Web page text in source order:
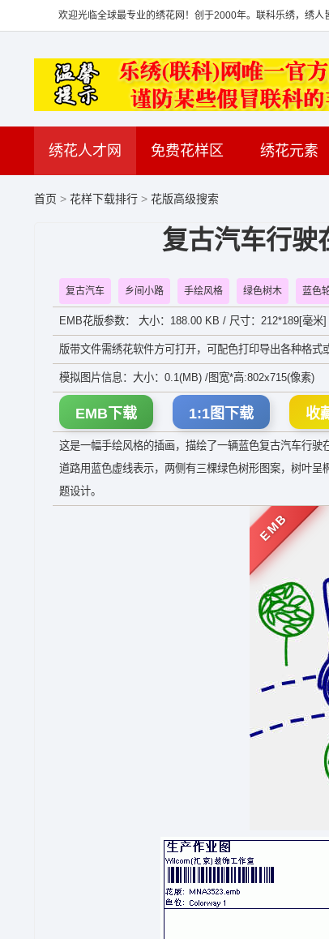
欢迎光临全球最专业的绣花网！创于2000年。联科乐绣，绣
绣花人才网 免费花样区 绣花元素
首页 > 花样下载排行 > 花版高级搜索
复古汽车行驶
复古汽车 乡间小路 手绘风格 绿色树木 蓝色
EMB花版参数： 大小：188.00 KB / 尺寸：212*189[毫
版带文件需绣花软件方可打开，可配色打印导出各种格式
模拟图片信息：大小：0.1(MB) /图宽*高:802x715(像素)
EMB下载 1:1图下载 收
这是一幅手绘风格的插画，描绘了一辆蓝色复古汽车行驶
道路用蓝色虚线表示，两侧有三棵绿色树形图案，树叶
题设计。
EMB